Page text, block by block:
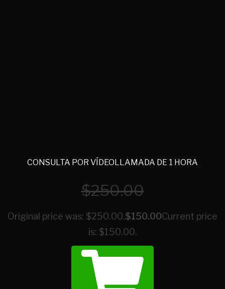
CONSULTA POR VÍDEOLLAMADA DE 1 HORA
$250.00
Original price was: $250.00.$150.00Current price
is: $150.00.